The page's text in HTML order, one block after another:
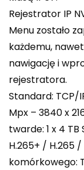
Rejestrator IP
Menu zostało
każdemu,
nawigację i
rejestratora.
Standard: TCP/
Mpx – 3840 x
twarde: 1 x 4
H.265+ / H.265
komórkowego: